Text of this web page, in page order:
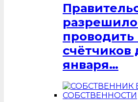
проводить
счётчиков
января…